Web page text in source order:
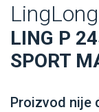
LingLong
LING P
SPORT
Proizvod nije